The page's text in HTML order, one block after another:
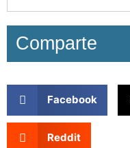
Comparte
Facebook
Reddit